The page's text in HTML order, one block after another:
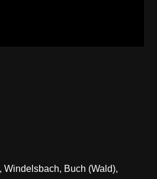
Windelsbach, Buch (Wald),